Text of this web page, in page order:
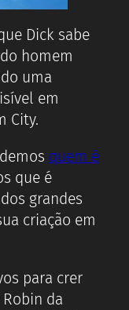
Dick sabe
homem
uma
em
City.
quem é
que é
grandes
criação em
para crer
da